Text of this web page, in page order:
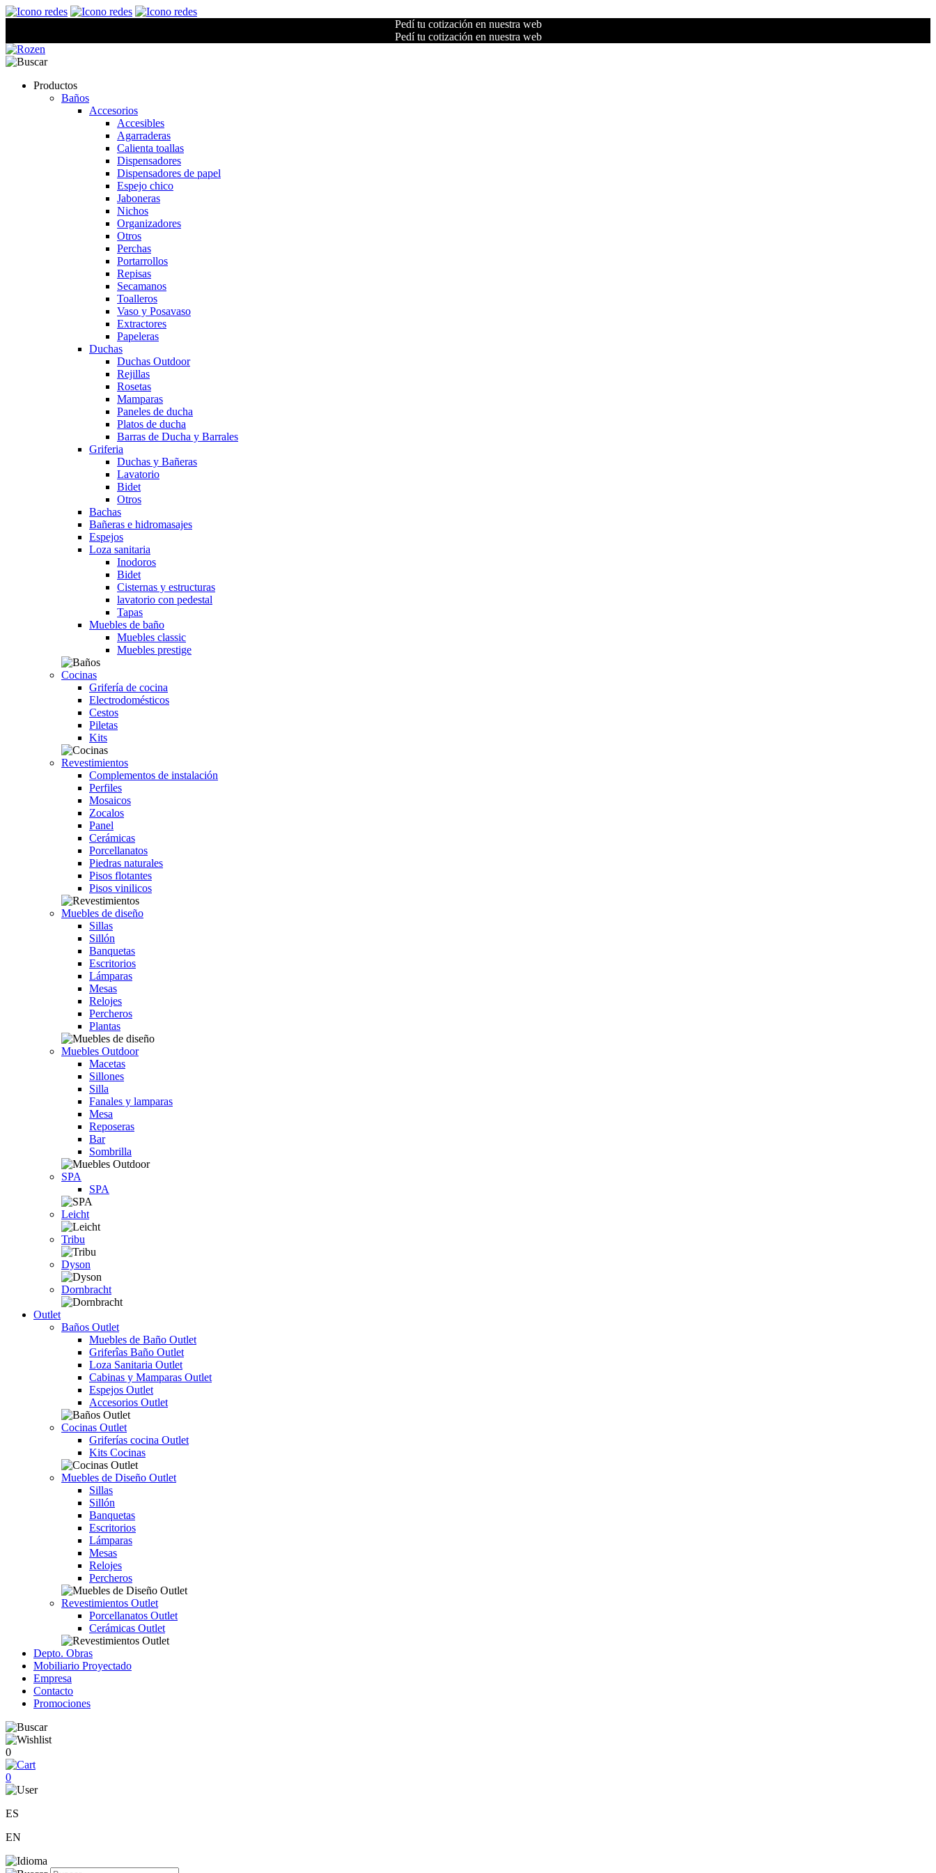
Pedí tu cotización en nuestra web
Pedí tu cotización en nuestra web
Productos
Baños
Accesorios
Accesibles
Agarraderas
Calienta toallas
Dispensadores
Dispensadores de papel
Espejo chico
Jaboneras
Nichos
Organizadores
Otros
Perchas
Portarrollos
Repisas
Secamanos
Toalleros
Vaso y Posavaso
Extractores
Papeleras
Duchas
Duchas Outdoor
Rejillas
Rosetas
Mamparas
Paneles de ducha
Platos de ducha
Barras de Ducha y Barrales
Griferia
Duchas y Bañeras
Lavatorio
Bidet
Otros
Bachas
Bañeras e hidromasajes
Espejos
Loza sanitaria
Inodoros
Bidet
Cisternas y estructuras
lavatorio con pedestal
Tapas
Muebles de baño
Muebles classic
Muebles prestige
Cocinas
Grifería de cocina
Electrodomésticos
Cestos
Piletas
Kits
Revestimientos
Complementos de instalación
Perfiles
Mosaicos
Zocalos
Panel
Cerámicas
Porcellanatos
Piedras naturales
Pisos flotantes
Pisos vinilicos
Muebles de diseño
Sillas
Sillón
Banquetas
Escritorios
Lámparas
Mesas
Relojes
Percheros
Plantas
Muebles Outdoor
Macetas
Sillones
Silla
Fanales y lamparas
Mesa
Reposeras
Bar
Sombrilla
SPA
SPA
Leicht
Tribu
Dyson
Dornbracht
Outlet
Baños Outlet
Muebles de Baño Outlet
Griferîas Baño Outlet
Loza Sanitaria Outlet
Cabinas y Mamparas Outlet
Espejos Outlet
Accesorios Outlet
Cocinas Outlet
Griferías cocina Outlet
Kits Cocinas
Muebles de Diseño Outlet
Sillas
Sillón
Banquetas
Escritorios
Lámparas
Mesas
Relojes
Percheros
Revestimientos Outlet
Porcellanatos Outlet
Cerámicas Outlet
Depto. Obras
Mobiliario Proyectado
Empresa
Contacto
Promociones
0
0
ES
EN